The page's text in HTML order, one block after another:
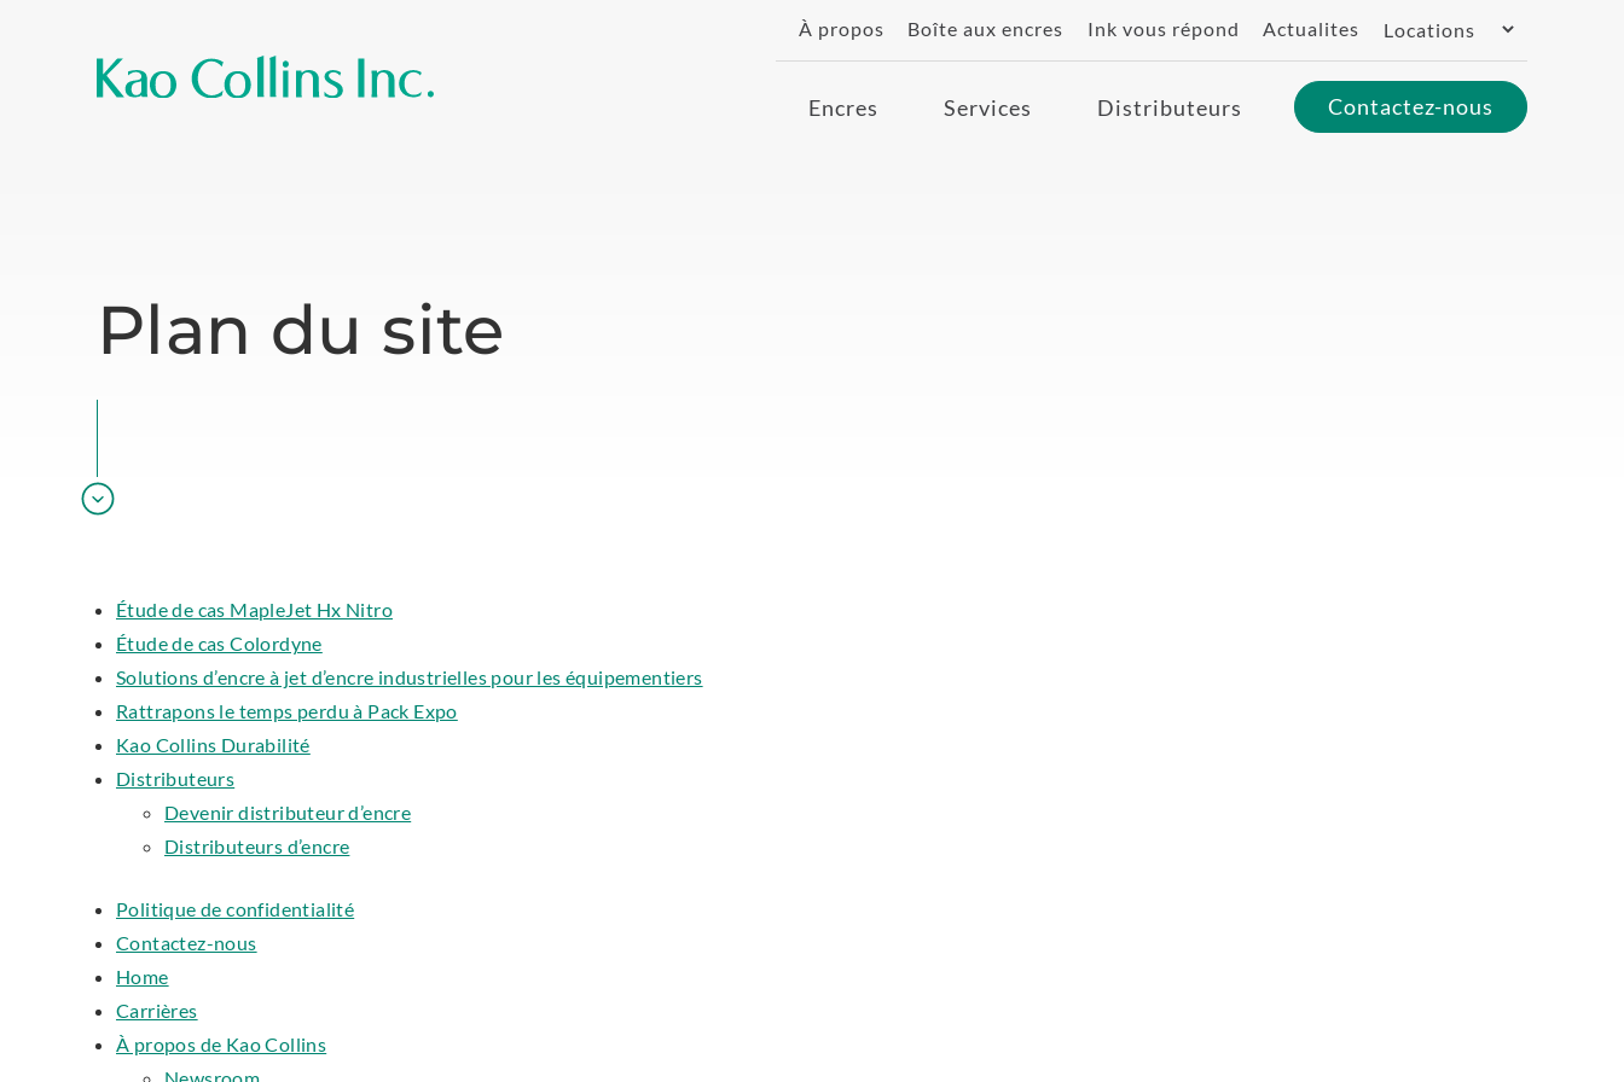
À propos Boîte aux encres Ink vous répond Actualites Switch
Encres Services Distributeurs Contactez-nous
Plan du site
Étude de cas MapleJet Hx Nitro
Étude de cas Colordyne
Solutions d’encre à jet d’encre industrielles pour les équipementiers
Rattrapons le temps perdu à Pack Expo
Kao Collins Durabilité
Distributeurs
Devenir distributeur d’encre
Distributeurs d’encre
Politique de confidentialité
Contactez-nous
Home
Carrières
À propos de Kao Collins